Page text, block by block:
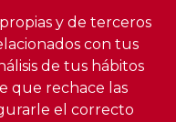
y de terceros
con tus
de tus hábitos
que rechace las
el correcto